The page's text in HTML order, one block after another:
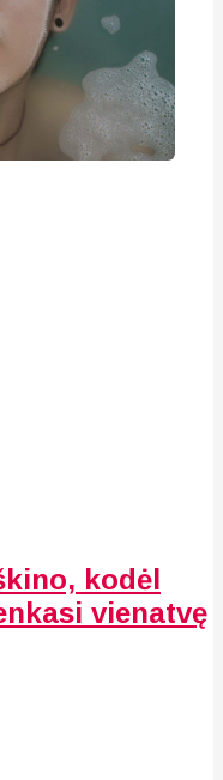
kodėl
vienatvę